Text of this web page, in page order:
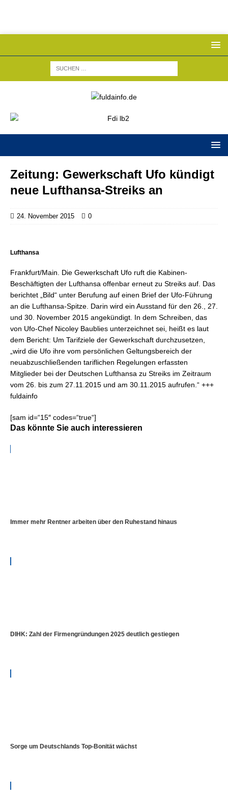
Zeitung: Gewerkschaft Ufo kündigt
neue Lufthansa-Streiks an
24. November 2015 0
Lufthansa
Frankfurt/Main. Die Gewerkschaft Ufo ruft die Kabinen-
Beschäftigten der Lufthansa offenbar erneut zu Streiks auf. Das
berichtet „Bild“ unter Berufung auf einen Brief der Ufo-Führung
an die Lufthansa-Spitze. Darin wird ein Ausstand für den 26., 27.
und 30. November 2015 angekündigt. In dem Schreiben, das
von Ufo-Chef Nicoley Baublies unterzeichnet sei, heißt es laut
dem Bericht: Um Tarifziele der Gewerkschaft durchzusetzen,
„wird die Ufo ihre vom persönlichen Geltungsbereich der
neuabzuschließenden tariflichen Regelungen erfassten
Mitglieder bei der Deutschen Lufthansa zu Streiks im Zeitraum
vom 26. bis zum 27.11.2015 und am 30.11.2015 aufrufen.“ +++
fuldainfo
[sam id=“15″ codes=“true“]
Das könnte Sie auch interessieren
Immer mehr Rentner arbeiten über den Ruhestand hinaus
DIHK: Zahl der Firmengründungen 2025 deutlich gestiegen
Sorge um Deutschlands Top-Bonität wächst